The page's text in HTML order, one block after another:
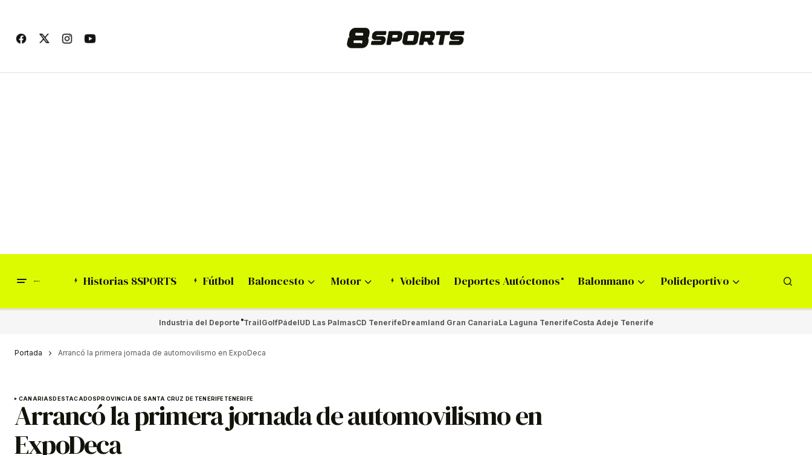
Historias 8SPORTS Fútbol Baloncesto Motor Voleibol Deportes Autóctonos Balonmano Polideportivo
Industria del Deporte TrailGolfPádelUD Las PalmasCD TenerifeDreamland Gran CanariaLa Laguna TenerifeCosta Adeje Tenerife
Portada Arrancó la primera jornada de automovilismo en ExpoDeca
CANARIASDESTACADOSPROVINCIA DE SANTA CRUZ DE TENERIFETENERIFE
Arrancó la primera jornada de automovilismo en
ExpoDeca